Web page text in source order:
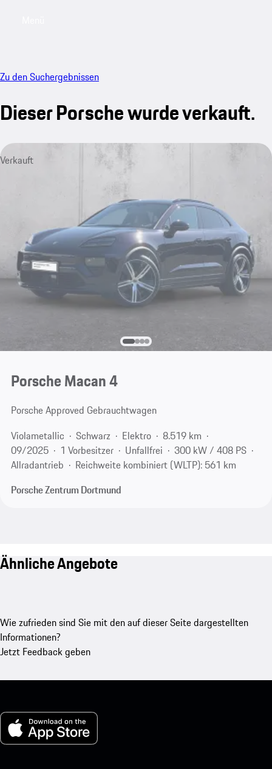
Zu den Suchergebnissen
Dieser Porsche wurde verkauft.
Verkauft
Porsche Macan 4
Porsche Approved Gebrauchtwagen
Violametallic
Schwarz Elektro
8.519 km
09/2025
1 Vorbesitzer Unfallfrei
300 kW / 408 PS
Allradantrieb
Reichweite kombiniert (WLTP): 561 km
Porsche Zentrum Dortmund
Ähnliche Angebote
Wie zufrieden sind Sie mit den auf dieser Seite dargestellten
Informationen?
Jetzt Feedback geben